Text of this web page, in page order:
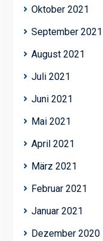
Oktober 2021
September 2021
August 2021
Juli 2021
Juni 2021
Mai 2021
April 2021
März 2021
Februar 2021
Januar 2021
Dezember 2020